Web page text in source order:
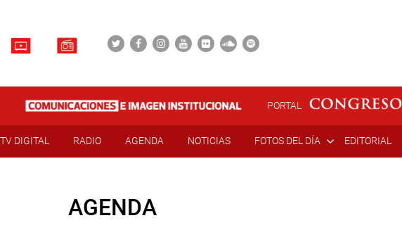
PORTAL
TV DIGITAL RADIO AGENDA NOTICIAS FOTOS DEL DÍA EDITORIAL
AGENDA